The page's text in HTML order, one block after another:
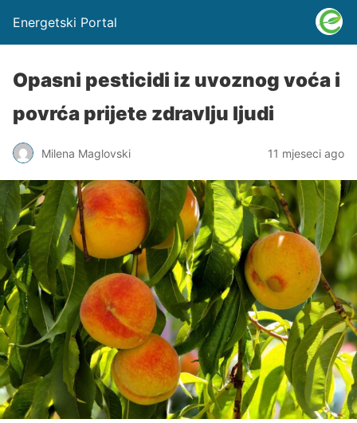
Energetski Portal
Opasni pesticidi iz uvoznog voća i
povrća prijete zdravlju ljudi
Milena Maglovski 11 mjeseci ago